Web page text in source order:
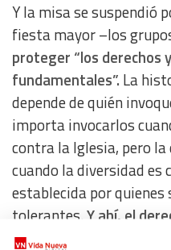
Y la misa se suspendió
fiesta mayor –los
proteger “los derechos
fundamentales”. La
depende de quién
importa invocarlos
contra la Iglesia, pero
cuando la diversidad
establecida por
tolerantes. Y ahí, el
no importa.